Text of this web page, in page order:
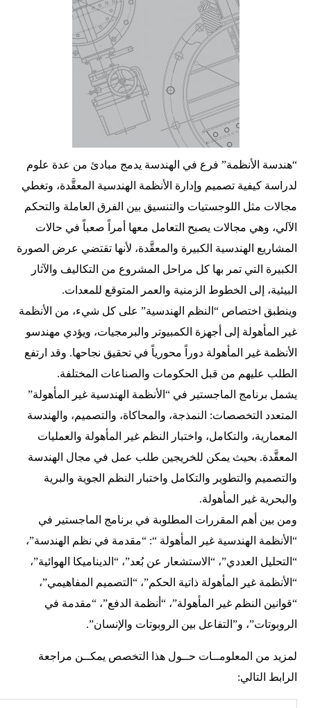
“هندسة الأنظمة” فرع في الهندسة يدمج مبادئ من عدة علوم
لدراسة كيفية تصميم وإدارة الأنظمة الهندسية المعقَّدة، وتغطي
مجالات مثل اللوجستيات والتنسيق بين الفرق العاملة والتحكم
الآلي، وهي مجالات يصبح التعامل معها أمراً صعباً في حالات
المشاريع الهندسية الكبيرة والمعقَّدة، لأنها تقتضي عرض الصورة
الكبيرة التي تمر بها كل مراحل المشروع من التكاليف والآثار
البيئية، إلى الخطوط الزمنية والعمر المتوقع للمعدات.
وينطبق اختصاص “النظم الهندسية” على كل شيء، من الأنظمة
غير المأهولة إلى أجهزة الكمبيوتر والبرمجيات، ويؤدي مهندسو
الأنظمة غير المأهولة دوراً محورياً في تحقيق نجاحها. وقد ارتفع
الطلب عليهم من قبل الحكومات والصناعات المختلفة.
يشمل برنامج الماجستير في “الأنظمة الهندسية غير المأهولة”
المتعدد التخصصات: النمذجة، والمحاكاة، والتصميم، والهندسة
المعمارية، والتكامل، واختبار النظم غير المأهولة والعمليات
المعقَّدة. بحيث يمكن للخريجين طلب عمل في مجال الهندسة
والتصميم والتطوير والتكامل واختبار النظم الجوية والبرية
والبحرية غير المأهولة.
ومن بين أهم المقررات المطلوبة في برنامج الماجستير في
“الأنظمة الهندسية غير المأهولة “: “مقدمة في نظم الهندسة”،
“التحليل العددي”، “الاستشعار عن بُعد”، “الديناميكا الهوائية”،
“الأنظمة غير المأهولة ذاتية الحكم”، “التصميم المفاهيمي”،
“قوانين النظم غير المأهولة”، “أنظمة الدفع”، “مقدمة في
الروبوتات”، و”التفاعل بين الروبوتات والإنسان”.
لمزيد من المعلومــات حــول هذا التخصص يمكــن مراجعة
الرابط التالي: